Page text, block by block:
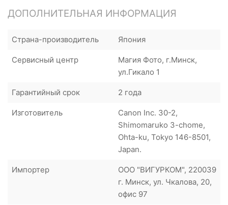
ДОПОЛНИТЕЛЬНАЯ ИНФОРМАЦИЯ
Страна-производитель Япония
Сервисный центр
Магия Фото, г.Минск,
ул.Гикало 1
Гарантийный срок 2 года
Изготовитель
Canon Inc. 30-2,
Shimomaruko 3-chome,
Ohta-ku, Tokyo 146-8501,
Japan.
Импортер
ООО "ВИГУРКОМ", 220039
г. Минск, ул. Чкалова, 20,
офис 97